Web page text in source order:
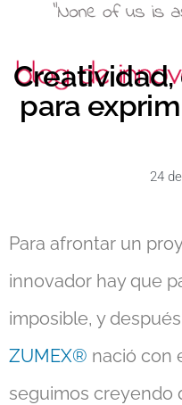
Creatividad,
para
24
Para afrontar un
innovador hay que
imposible, y
ZUMEX® nació con
seguimos creyendo